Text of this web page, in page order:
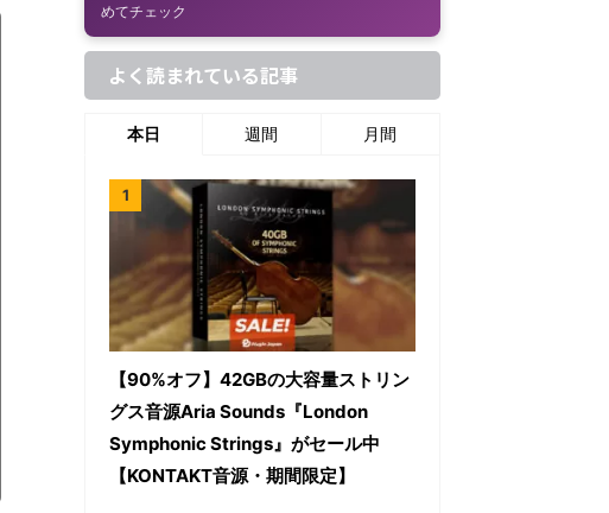
めてチェック
よく読まれている記事
本日 週間 月間
【90%オフ】42GBの大容量ストリン
グス音源Aria Sounds『London
Symphonic Strings』がセール中
【KONTAKT音源・期間限定】